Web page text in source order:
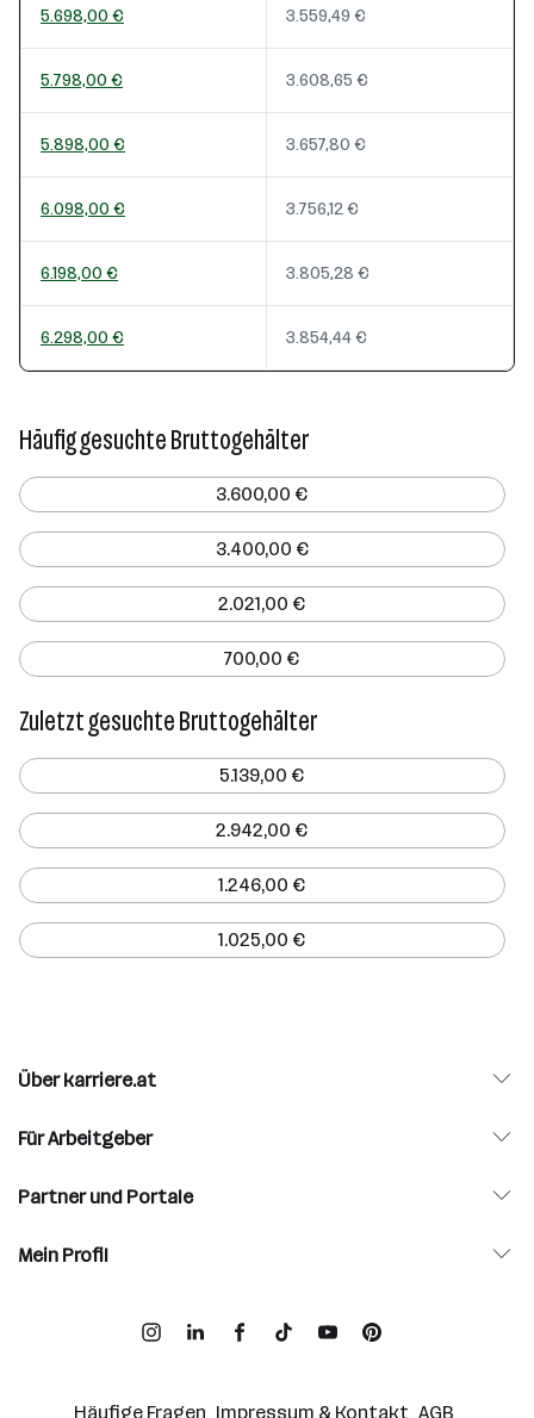
5.698,00 € 3.559,49 €
5.798,00 € 3.608,65 €
5.898,00 € 3.657,80 €
6.098,00 € 3.756,12 €
6.198,00 € 3.805,28 €
6.298,00 € 3.854,44 €
Häufig gesuchte Bruttogehälter
3.600,00 €
3.400,00 €
2.021,00 €
700,00 €
Zuletzt gesuchte Bruttogehälter
5.139,00 €
2.942,00 €
1.246,00 €
1.025,00 €
Über karriere.at
Für Arbeitgeber
Partner und Portale
Mein Profil
Häufige Fragen Impressum & Kontakt AGB